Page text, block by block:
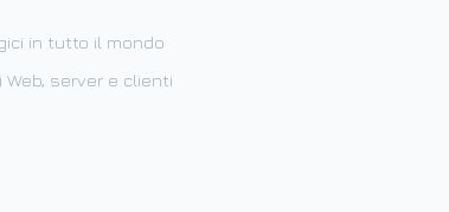
in tutto il mondo
Web, server e clienti